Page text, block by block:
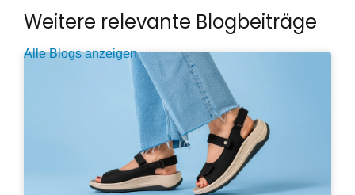
Weitere relevante Blogbeiträge
Alle Blogs anzeigen